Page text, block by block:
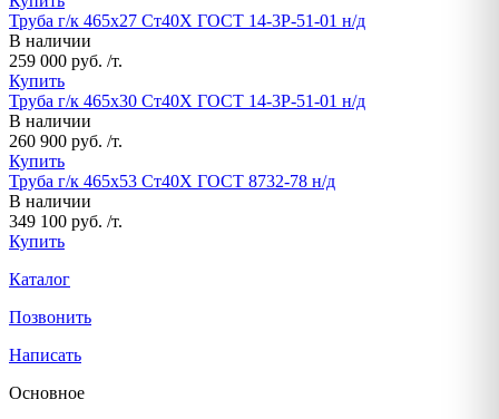
Труба г/к 465х27 Ст40Х ГОСТ 14-3Р-51-01 н/д
В наличии
259 000 руб. /т.
Купить
Труба г/к 465х30 Ст40Х ГОСТ 14-3Р-51-01 н/д
В наличии
260 900 руб. /т.
Купить
Труба г/к 465х53 Ст40Х ГОСТ 8732-78 н/д
В наличии
349 100 руб. /т.
Купить
Каталог
Позвонить
Написать
Основное